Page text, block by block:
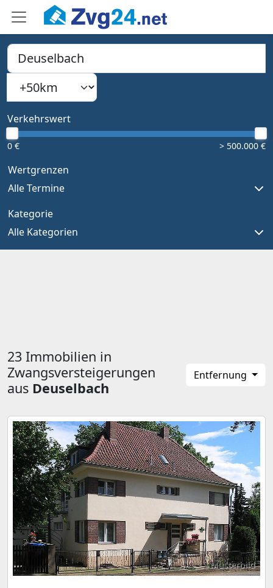
PLZ, Ort oder Bundesland
Type 1 or more characters for results.
Suchradius
Verkehrswert
0 € > 500.000 €
Wertgrenzen
Alle Termine
Kategorie
Alle Kategorien
23 Immobilien in
Zwangsversteigerungen
aus Deuselbach
Entfernung
Musterbild